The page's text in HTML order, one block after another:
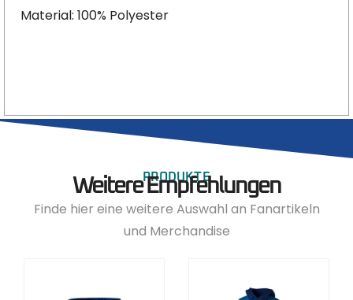
Material: 100% Polyester
PRODUKTE
Weitere Empfehlungen
Finde hier eine weitere Auswahl an Fanartikeln
und Merchandise